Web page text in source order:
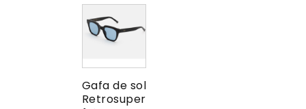
Gafa de sol
Retrosuper